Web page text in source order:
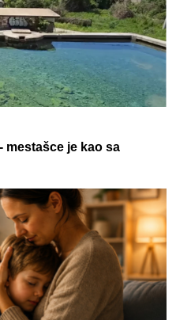
je kao sa